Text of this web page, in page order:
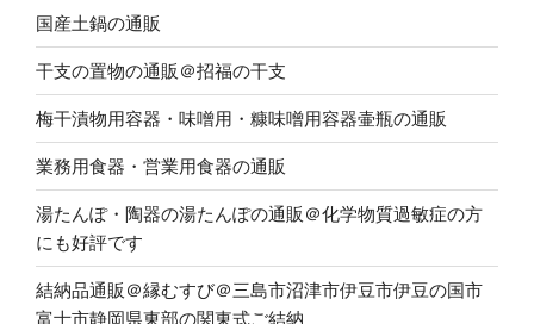
国産土鍋の通販
干支の置物の通販＠招福の干支
梅干漬物用容器・味噌用・糠味噌用容器壷瓶の通販
業務用食器・営業用食器の通販
湯たんぽ・陶器の湯たんぽの通販＠化学物質過敏症の方
にも好評です
結納品通販＠縁むすび＠三島市沼津市伊豆市伊豆の国市
富士市静岡県東部の関東式ご結納